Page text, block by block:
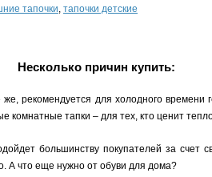
тапочки, тапочки детские
Несколько причин купить:
рекомендуется для холодного времени
комнатные тапки – для тех, кто ценит
большинству покупателей за счет
А что еще нужно от обуви для дома?